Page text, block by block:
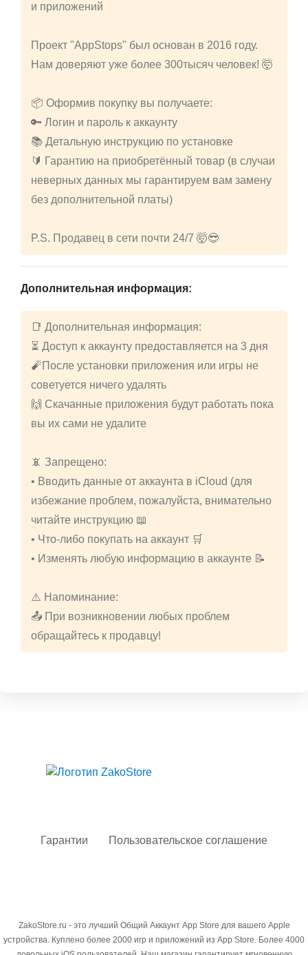
и приложений
Проект "AppStops" был основан в 2016 году.
Нам доверяют уже более 300тысяч человек! 🤯
📦 Оформив покупку вы получаете:
🔑 Логин и пароль к аккаунту
📚 Детальную инструкцию по установке
🔰 Гарантию на приобретённый товар (в случаи
неверных данных мы гарантируем вам замену
без дополнительной платы)
P.S. Продавец в сети почти 24/7 🤯😎
Дополнительная информация:
📑 Дополнительная информация:
⏳ Доступ к аккаунту предоставляется на 3 дня
🧨После установки приложения или игры не
советуется ничего удалять
🙌 Скачанные приложения будут работать пока
вы их сами не удалите
📵 Запрещено:
• Вводить данные от аккаунта в iCloud (для
избежание проблем, пожалуйста, внимательно
читайте инструкцию 📖
• Что-либо покупать на аккаунт 🛒
• Изменять любую информацию в аккаунте 📝
⚠️ Напоминание:
📤 При возникновении любых проблем
обращайтесь к продавцу!
Гарантии Пользовательское соглашение
ZakoStore.ru - это лучший Общий Аккаунт App Store для вашего Apple
устройства. Куплено более 2000 игр и приложений из App Store. Более 4000